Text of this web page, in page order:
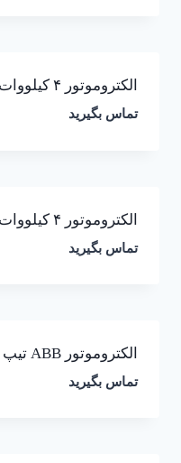
الکتروموتور ۴ کیلووات ABB
تماس بگیرید
الکتروموتور ۴ کیلووات مارک SIEMENS
تماس بگیرید
الکتروموتور ABB تیپ M2QA
تماس بگیرید